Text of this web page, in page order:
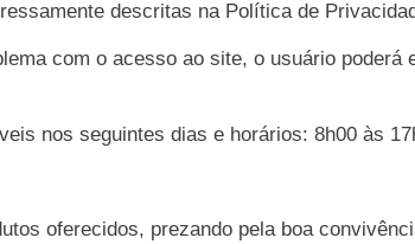
descritas na Política de
com o acesso ao site, o usuário
nos seguintes dias e horários: 8h00 às
oferecidos, prezando pela boa